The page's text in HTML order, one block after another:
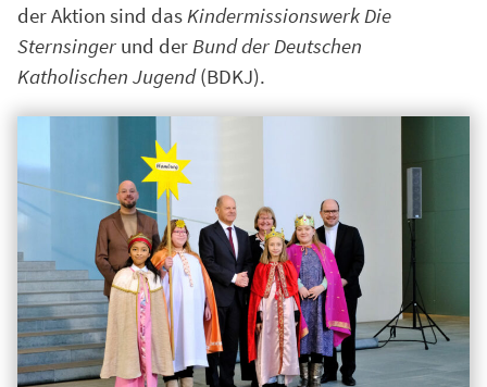
der Aktion sind dasKindermissionswerk Die
Sternsinger und derBund der Deutschen
Katholischen Jugend(BDKJ).